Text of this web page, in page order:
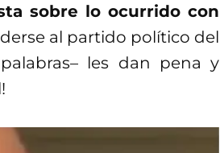
sobre lo ocurrido con
al partido político del
les dan pena y